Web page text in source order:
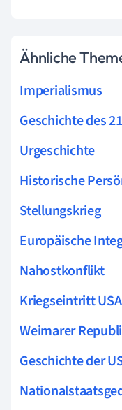
Ähnliche
Imperialismus
Geschichte des
Urgeschichte
Historische
Stellungskrieg
Europäische
Nahostkonflikt
Kriegseintritt
Weimarer
Geschichte der